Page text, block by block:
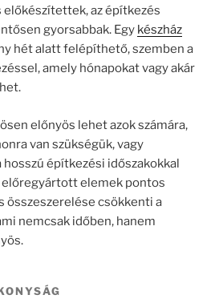
az építkezés
gyorsabbak. Egy készház
hét alatt felépíthető, szemben a
amely hónapokat vagy akár
előnyös lehet azok számára,
van szükségük, vagy
építkezési időszakokkal
előregyártott elemek pontos
összeszerelése csökkenti a
nemcsak időben, hanem